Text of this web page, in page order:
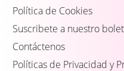
Política de Cookies
Suscribete a nuestro
Contáctenos
Políticas de Privacidad y